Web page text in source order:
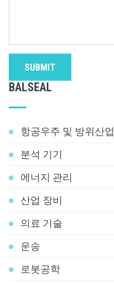
SUBMIT
BALSEAL
항공우주 및 방위산업
분석 기기
에너지 관리
산업 장비
의료 기술
운송
로봇공학